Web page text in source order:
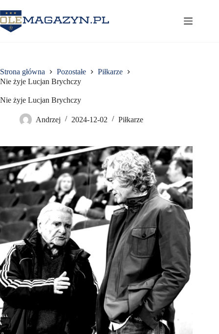
do
treści
Strona główna Pozostałe
Piłkarze
Nie żyje Lucjan Brychczy
Nie żyje Lucjan Brychczy
Andrzej 2024-12-02 Piłkarze